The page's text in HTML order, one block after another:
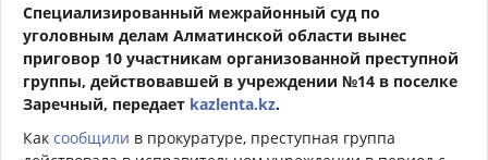
Специализированный межрайонный суд по
уголовным делам Алматинской области вынес
приговор 10 участникам организованной преступной
группы, действовавшей в учреждении №14 в поселке
Заречный, передает kazlenta.kz.
Как сообщили в прокуратуре, преступная группа